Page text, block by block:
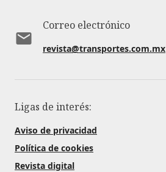
Correo electrónico
revista@transportes.com.mx
Ligas de interés:
Aviso de privacidad
Política de cookies
Revista digital